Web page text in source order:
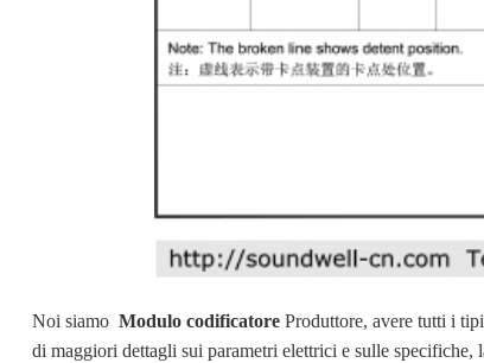
Noi siamo Modulo codificatoreProduttore, avere tutti i
di maggiori dettagli sui parametri elettrici e sulle specifiche,